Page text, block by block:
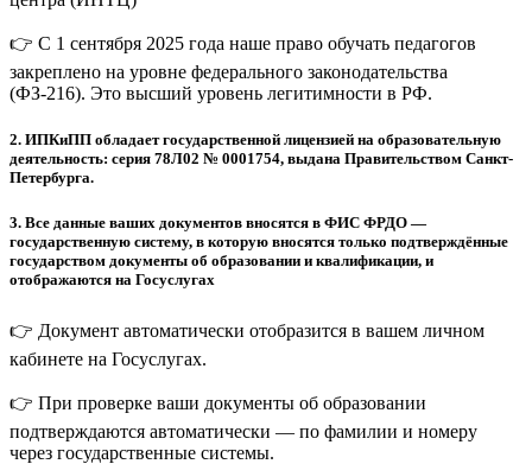
👉 С 1 сентября 2025 года наше право обучать педагогов
закреплено на уровне федерального законодательства
(ФЗ-216). Это высший уровень легитимности в РФ.
2. ИПКиПП обладает государственной лицензией на образовательную
деятельность: серия 78Л02 № 0001754, выдана Правительством Санкт-
Петербурга.
3. Все данные ваших документов вносятся в ФИС ФРДО —
государственную систему, в которую вносятся только подтверждённые
государством документы об образовании и квалификации, и
отображаются на Госуслугах
👉 Документ автоматически отобразится в вашем личном
кабинете на Госуслугах.
👉 При проверке ваши документы об образовании
подтверждаются автоматически — по фамилии и номеру
через государственные системы.